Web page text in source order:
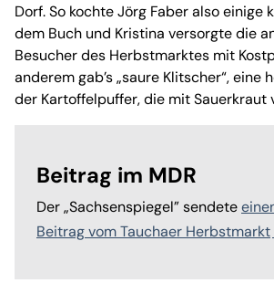
Dorf. So kochte Jörg Faber also einige
dem Buch und Kristina versorgte die
Besucher des Herbstmarktes mit
anderem gab’s „saure Klitscher“, eine
der Kartoffelpuffer, die mit Sauerkraut
Beitrag im MDR
Der „Sachsenspiegel” sendete
Beitrag vom Tauchaer Herbstmarkt